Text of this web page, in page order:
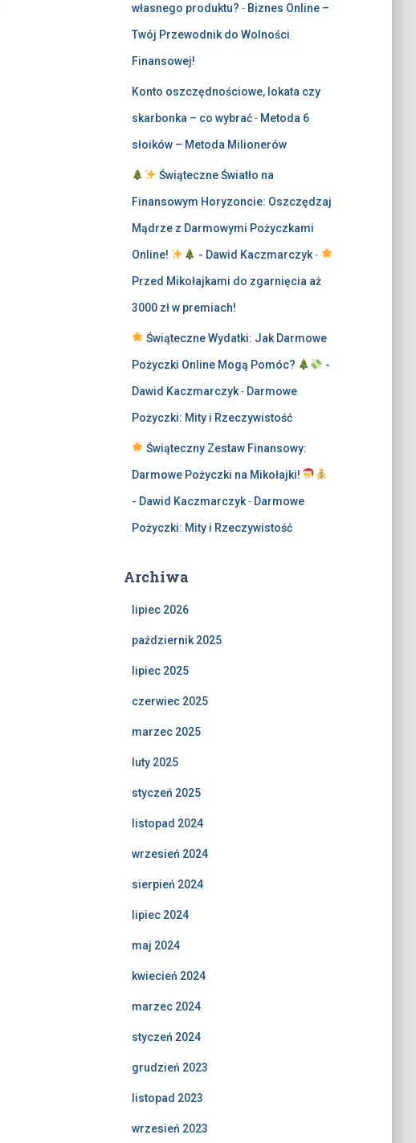
własnego produktu? - Biznes Online –
Twój Przewodnik do Wolności
Finansowej!
Konto oszczędnościowe, lokata czy
skarbonka – co wybrać- Metoda 6
słoików – Metoda Milionerów
Świąteczne Światło na
Finansowym Horyzoncie: Oszczędzaj
Mądrze z Darmowymi Pożyczkami
Online! - Dawid Kaczmarczyk-
Przed Mikołajkami do zgarnięcia aż
3000 zł w premiach!
Świąteczne Wydatki: Jak Darmowe
Pożyczki Online Mogą Pomóc? -
Dawid Kaczmarczyk- Darmowe
Pożyczki: Mity i Rzeczywistość
Świąteczny Zestaw Finansowy:
Darmowe Pożyczki na Mikołajki!
- Dawid Kaczmarczyk- Darmowe
Pożyczki: Mity i Rzeczywistość
Archiwa
lipiec 2026
październik 2025
lipiec 2025
czerwiec 2025
marzec 2025
luty 2025
styczeń 2025
listopad 2024
wrzesień 2024
sierpień 2024
lipiec 2024
maj 2024
kwiecień 2024
marzec 2024
styczeń 2024
grudzień 2023
listopad 2023
wrzesień 2023